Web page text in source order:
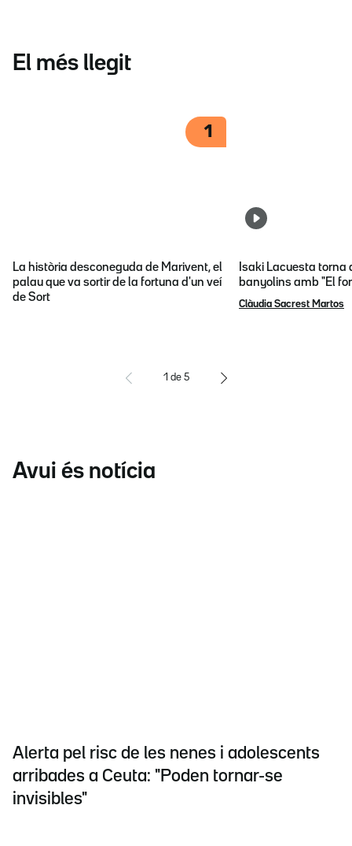
El més llegit
1
La història desconeguda de Marivent, el
palau que va sortir de la fortuna d'un veí
de Sort
Isaki Lacuesta torna
banyolins amb "El
Clàudia Sacrest Martos
1 de 5
Avui és notícia
Alerta pel risc de les nenes i adolescents
arribades a Ceuta: "Poden tornar-se
invisibles"